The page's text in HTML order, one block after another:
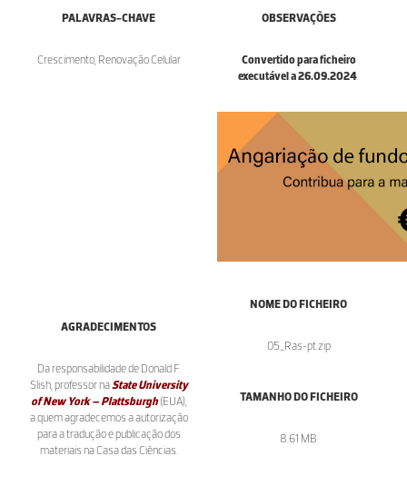
PALAVRAS-CHAVE
Crescimento, Renovação Celular
OBSERVAÇÕES
Convertido para ficheiro
executável a 26.09.2024.
AGRADECIMENTOS
Da responsabilidade de Donald F.
Slish, professor naState University
of New York – Plattsburgh(EUA),
a quem agradecemos a autorização
para a tradução e publicação dos
materiais na Casa das Ciências.
NOME DO FICHEIRO
05_Ras-pt.zip
TAMANHO DO FICHEIRO
8.61 MB